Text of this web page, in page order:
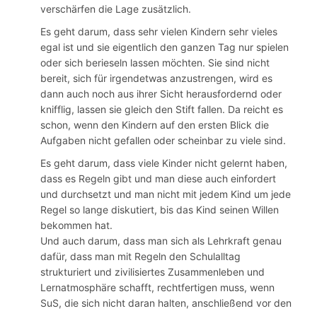
verschärfen die Lage zusätzlich.
Es geht darum, dass sehr vielen Kindern sehr vieles
egal ist und sie eigentlich den ganzen Tag nur spielen
oder sich berieseln lassen möchten. Sie sind nicht
bereit, sich für irgendetwas anzustrengen, wird es
dann auch noch aus ihrer Sicht herausfordernd oder
knifflig, lassen sie gleich den Stift fallen. Da reicht es
schon, wenn den Kindern auf den ersten Blick die
Aufgaben nicht gefallen oder scheinbar zu viele sind.
Es geht darum, dass viele Kinder nicht gelernt haben,
dass es Regeln gibt und man diese auch einfordert
und durchsetzt und man nicht mit jedem Kind um jede
Regel so lange diskutiert, bis das Kind seinen Willen
bekommen hat.
Und auch darum, dass man sich als Lehrkraft genau
dafür, dass man mit Regeln den Schulalltag
strukturiert und zivilisiertes Zusammenleben und
Lernatmosphäre schafft, rechtfertigen muss, wenn
SuS, die sich nicht daran halten, anschließend vor den